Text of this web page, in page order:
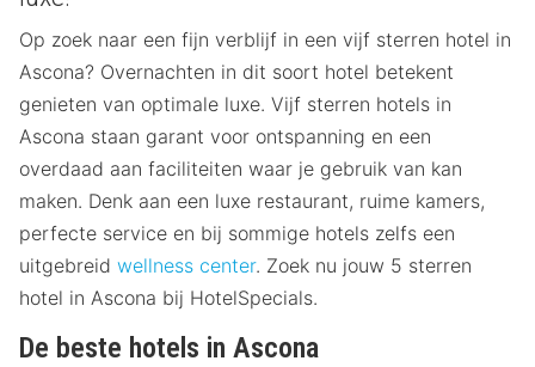
Op zoek naar een fijn verblijf in een vijf sterren hotel in
Ascona? Overnachten in dit soort hotel betekent
genieten van optimale luxe. Vijf sterren hotels in
Ascona staan garant voor ontspanning en een
overdaad aan faciliteiten waar je gebruik van kan
maken. Denk aan een luxe restaurant, ruime kamers,
perfecte service en bij sommige hotels zelfs een
uitgebreid wellness center. Zoek nu jouw 5 sterren
hotel in Ascona bij HotelSpecials.
De beste hotels in Ascona